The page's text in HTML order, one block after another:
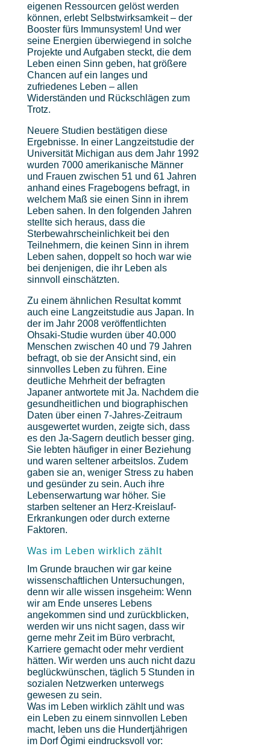
eigenen Ressourcen gelöst werden
können, erlebt Selbstwirksamkeit – der
Booster fürs Immunsystem! Und wer
seine Energien überwiegend in solche
Projekte und Aufgaben steckt, die dem
Leben einen Sinn geben, hat größere
Chancen auf ein langes und
zufriedenes Leben – allen
Widerständen und Rückschlägen zum
Trotz.
Neuere Studien bestätigen diese
Ergebnisse. In einer Langzeitstudie der
Universität Michigan aus dem Jahr 1992
wurden 7000 amerikanische Männer
und Frauen zwischen 51 und 61 Jahren
anhand eines Fragebogens befragt, in
welchem Maß sie einen Sinn in ihrem
Leben sahen. In den folgenden Jahren
stellte sich heraus, dass die
Sterbewahrscheinlichkeit bei den
Teilnehmern, die keinen Sinn in ihrem
Leben sahen, doppelt so hoch war wie
bei denjenigen, die ihr Leben als
sinnvoll einschätzten.
Zu einem ähnlichen Resultat kommt
auch eine Langzeitstudie aus Japan. In
der im Jahr 2008 veröffentlichten
Ohsaki-Studie wurden über 40.000
Menschen zwischen 40 und 79 Jahren
befragt, ob sie der Ansicht sind, ein
sinnvolles Leben zu führen. Eine
deutliche Mehrheit der befragten
Japaner antwortete mit Ja. Nachdem die
gesundheitlichen und biographischen
Daten über einen 7-Jahres-Zeitraum
ausgewertet wurden, zeigte sich, dass
es den Ja-Sagern deutlich besser ging.
Sie lebten häufiger in einer Beziehung
und waren seltener arbeitslos. Zudem
gaben sie an, weniger Stress zu haben
und gesünder zu sein. Auch ihre
Lebenserwartung war höher. Sie
starben seltener an Herz-Kreislauf-
Erkrankungen oder durch externe
Faktoren.
Was im Leben wirklich zählt
Im Grunde brauchen wir gar keine
wissenschaftlichen Untersuchungen,
denn wir alle wissen insgeheim: Wenn
wir am Ende unseres Lebens
angekommen sind und zurückblicken,
werden wir uns nicht sagen, dass wir
gerne mehr Zeit im Büro verbracht,
Karriere gemacht oder mehr verdient
hätten. Wir werden uns auch nicht dazu
beglückwünschen, täglich 5 Stunden in
sozialen Netzwerken unterwegs
gewesen zu sein.
Was im Leben wirklich zählt und was
ein Leben zu einem sinnvollen Leben
macht, leben uns die Hundertjährigen
im Dorf Ōgimi eindrucksvoll vor: